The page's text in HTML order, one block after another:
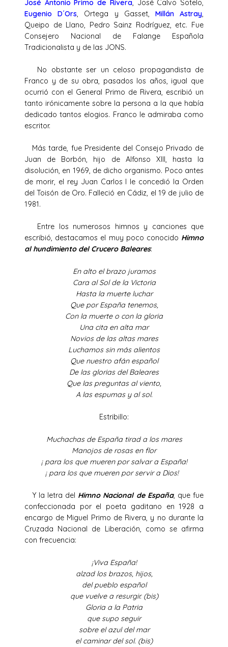
José Antonio Primo de Rivera, José Calvo Sotelo,
Eugenio D´Ors, Ortega y Gasset, Millán Astray,
Queipo de Llano, Pedro Sainz Rodríguez, etc. Fue
Consejero Nacional de Falange Española
Tradicionalista y de las JONS.
No obstante ser un celoso propagandista de
Franco y de su obra, pasados los años, igual que
ocurrió con el General Primo de Rivera, escribió un
tanto irónicamente sobre la persona a la que había
dedicado tantos elogios. Franco le admiraba como
escritor.
Más tarde, fue Presidente del Consejo Privado de
Juan de Borbón, hijo de Alfonso XIII, hasta la
disolución, en 1969, de dicho organismo. Poco antes
de morir, el rey Juan Carlos I le concedió la Orden
del Toisón de Oro. Falleció en Cádiz, el 19 de julio de
1981.
Entre los numerosos himnos y canciones que
escribió, destacamos el muy poco conocido Himno
al hundimiento del Crucero Baleares:
En alto el brazo juramos
Cara al Sol de la Victoria
Hasta la muerte luchar
Que por España tenemos,
Con la muerte o con la gloria
Una cita en alta mar
Novios de las altas mares
Luchamos sin más alientos
Que nuestro afán español
De las glorias del Baleares
Que las preguntas al viento,
A las espumas y al sol.
Estribillo:
Muchachas de España tirad a los mares
Manojos de rosas en flor
¡ para los que mueren por salvar a España!
¡ para los que mueren por servir a Dios!
Y la letra del Himno Nacional de España, que fue
confeccionada por el poeta gaditano en 1928 a
encargo de Miguel Primo de Rivera, y no durante la
Cruzada Nacional de Liberación, como se afirma
con frecuencia:
¡Viva España!
alzad los brazos, hijos,
del pueblo español
que vuelve a resurgir. (bis)
Gloria a la Patria
que supo seguir
sobre el azul del mar
el caminar del sol. (bis)